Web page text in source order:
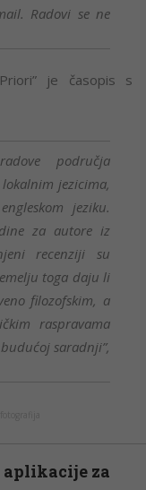
Radovi se ne
je časopis s
područja
jezicima,
jeziku.
za autore iz
recenziji su
toga daju li
filozofskim, a
raspravama
saradnji”,
za